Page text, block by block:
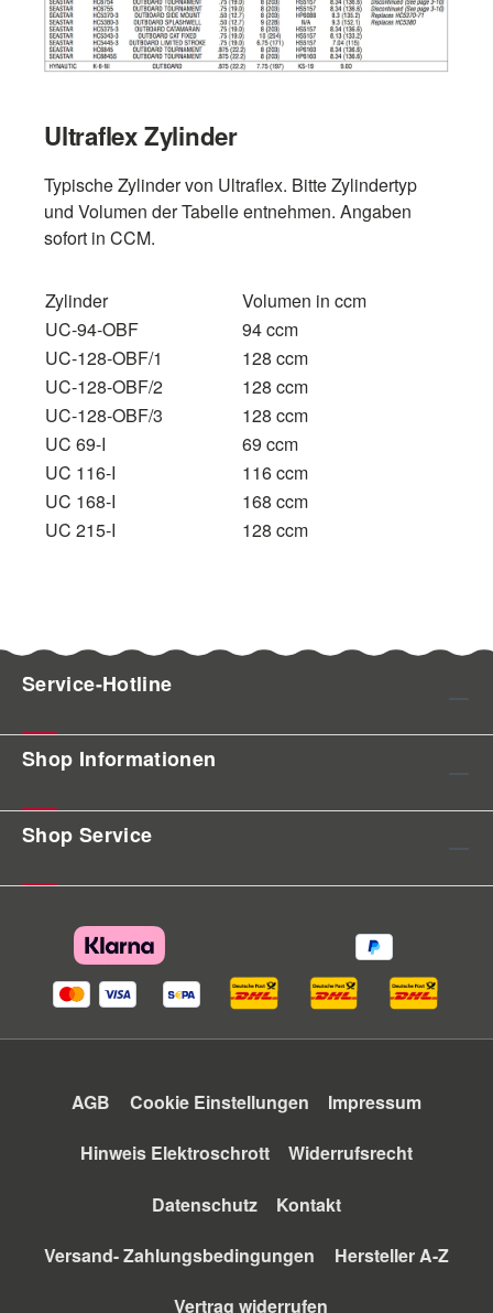
Ultraflex Zylinder
Typische Zylinder von Ultraflex. Bitte Zylindertyp
und Volumen der Tabelle entnehmen. Angaben
sofort in CCM.
Zylinder
Volumen in ccm
UC-94-OBF
94 ccm
UC-128-OBF/1
128 ccm
UC-128-OBF/2
128 ccm
UC-128-OBF/3
128 ccm
UC 69-I
69 ccm
UC 116-I
116 ccm
UC 168-I
168 ccm
UC 215-I
128 ccm
Service-Hotline
Shop Informationen
Shop Service
AGB Cookie Einstellungen Impressum
Hinweis Elektroschrott Widerrufsrecht
Datenschutz Kontakt
Versand- Zahlungsbedingungen Hersteller A-Z
Vertrag widerrufen